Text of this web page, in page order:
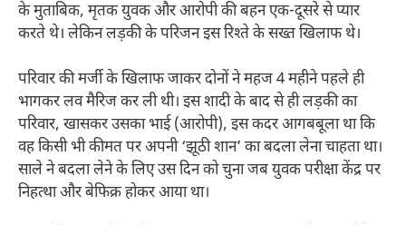
के मुताबिक, मृतक युवक और आरोपी की बहन एक-दूसरे से प्यार
करते थे। लेकिन लड़की के परिजन इस रिश्ते के सख्त खिलाफ थे।
​परिवार की मर्जी के खिलाफ जाकर दोनों ने महज 4 महीने पहले ही
भागकर लव मैरिज कर ली थी। इस शादी के बाद से ही लड़की का
परिवार, खासकर उसका भाई (आरोपी), इस कदर आगबबूला था कि
वह किसी भी कीमत पर अपनी ‘झूठी शान’ का बदला लेना चाहता था।
साले ने बदला लेने के लिए उस दिन को चुना जब युवक परीक्षा केंद्र पर
निहत्था और बेफिक्र होकर आया था।